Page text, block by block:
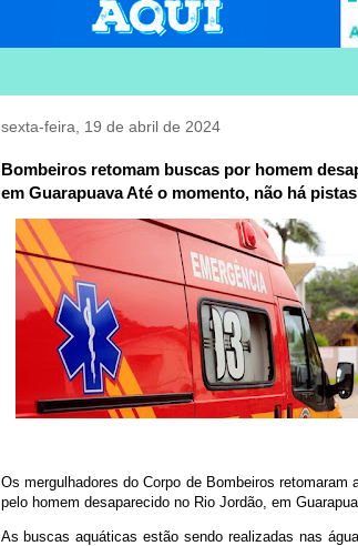
sexta-feira, 19 de abril de 2024
Bombeiros retomam buscas por homem
em Guarapuava Até o momento, não há
Os mergulhadores do Corpo de Bombeiros
pelo homem desaparecido no Rio Jordão, em
As buscas aquáticas estão sendo realizadas nas